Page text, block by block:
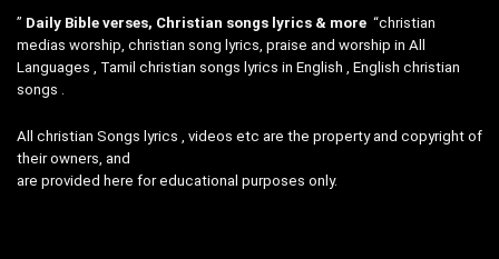
” Daily Bible verses, Christian songs lyrics & more “christian
medias worship, christian song lyrics, praise and worship in All
Languages , Tamil christian songs lyrics in English , English christian
songs .
All christian Songs lyrics , videos etc are the property and copyright of
their owners, and
are provided here for educational purposes only.